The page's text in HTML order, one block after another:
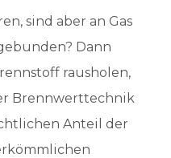
sind aber an Gas
Dann
rausholen,
Brennwerttechnik
Anteil der